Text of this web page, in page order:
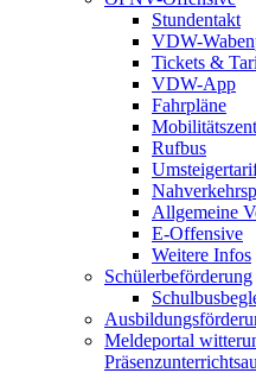
Stundentakt
VDW-
Tickets &
VDW-App
Fahrpläne
Rufbus
Allgemeine
E-Offensive
Weitere Infos
Schülerbeförderung
Meldeportal